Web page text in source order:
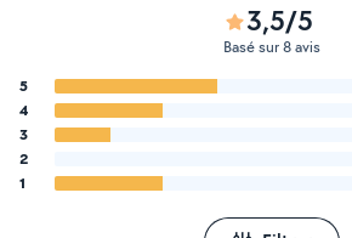
3,5/5
Basé sur 8 avis
5
4
3
2
1